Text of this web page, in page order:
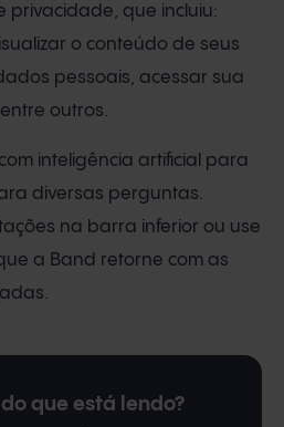
privacidade, que incluiu:
o conteúdo de seus
pessoais, acessar sua
outros.
inteligência artificial para
diversas perguntas.
na barra inferior ou use
a Band retorne com as
que está lendo?